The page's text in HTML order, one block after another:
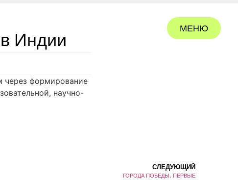
МЕНЮ
через формирование
научно-
СЛЕДУЮЩИЙ
ГОРОДА ПОБЕДЫ. ПЕРВЫЕ